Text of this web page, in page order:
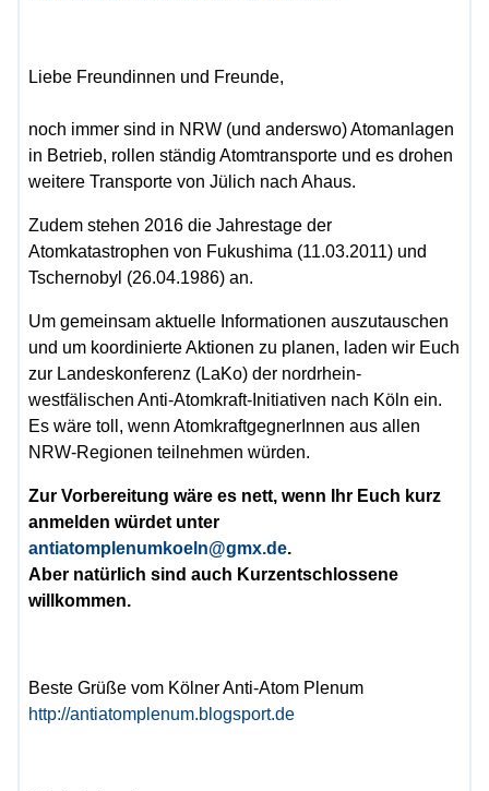
Liebe Freundinnen und Freunde,
noch immer sind in NRW (und anderswo) Atomanlagen
in Betrieb, rollen ständig Atomtransporte und es drohen
weitere Transporte von Jülich nach Ahaus.
Zudem stehen 2016 die Jahrestage der
Atomkatastrophen von Fukushima (11.03.2011) und
Tschernobyl (26.04.1986) an.
Um gemeinsam aktuelle Informationen auszutauschen
und um koordinierte Aktionen zu planen, laden wir Euch
zur Landeskonferenz (LaKo) der nordrhein-
westfälischen Anti-Atomkraft-Initiativen nach Köln ein.
Es wäre toll, wenn AtomkraftgegnerInnen aus allen
NRW-Regionen teilnehmen würden.
Zur Vorbereitung wäre es nett, wenn Ihr Euch kurz
anmelden würdet unter
antiatomplenumkoeln@gmx.de.
Aber natürlich sind auch Kurzentschlossene
willkommen.
Beste Grüße vom Kölner Anti-Atom Plenum
http://antiatomplenum.blogsport.de